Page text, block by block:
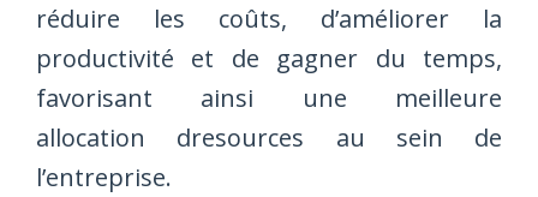
réduire les coûts, d’améliorer la
productivité et de gagner du temps,
favorisant ainsi une meilleure
allocation dresources au sein de
l’entreprise.